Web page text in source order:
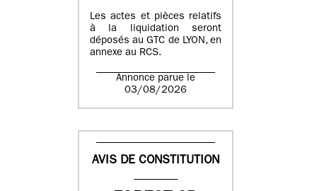
Les actes et pièces relatifs
à la liquidation seront
déposés au GTC de LYON, en
annexe au RCS.
Annonce parue le
03/08/2026
AVIS DE CONSTITUTION